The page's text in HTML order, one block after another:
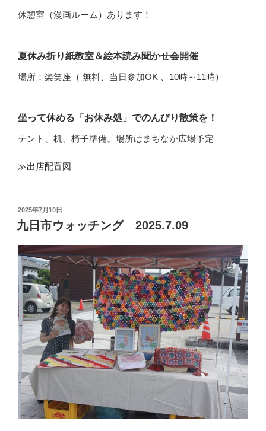
休憩室（漫画ルーム）あります！
夏休み折り紙教室＆絵本読み聞かせ会開催
場所：楽笑座（ 無料、当日参加OK 、10時～11時）
坐って休める「お休み処」でのんびり散策を！
テント、机、椅子準備。場所はまちなか広場予定
≫出店配置図
投
稿
日:
2025年7月10日
九日市ウォッチング 2025.7.09